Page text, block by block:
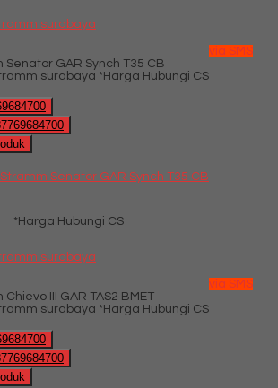
via SMS
GAR Synch T35 CB
*Harga Hubungi CS
Senator GAR Synch T35 CB
*Harga Hubungi CS
via SMS
III GAR TAS2 BMET
*Harga Hubungi CS